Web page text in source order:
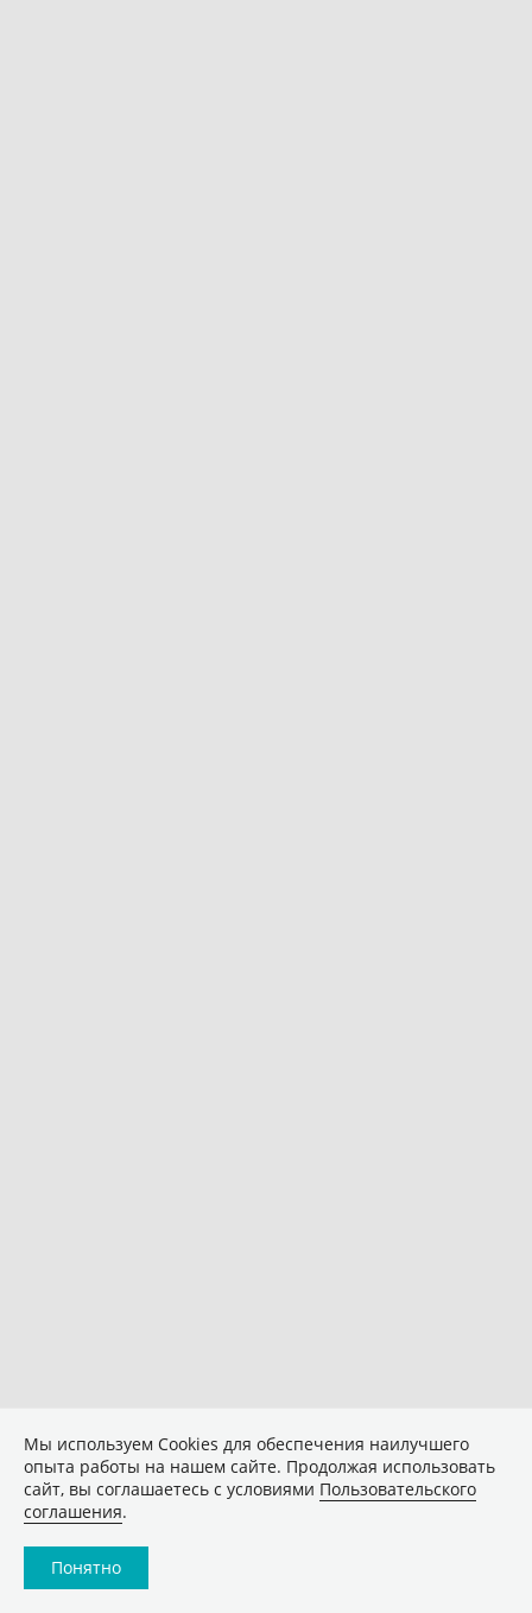
Мы используем Сookies для обеспечения наилучшего
опыта работы на нашем сайте. Продолжая использовать
сайт, вы соглашаетесь с условиями Пользовательского
соглашения.
Понятно